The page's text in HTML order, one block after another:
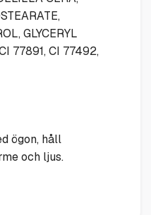
GLYCERYL
77891, CI 77492,
ögon, håll
och ljus.